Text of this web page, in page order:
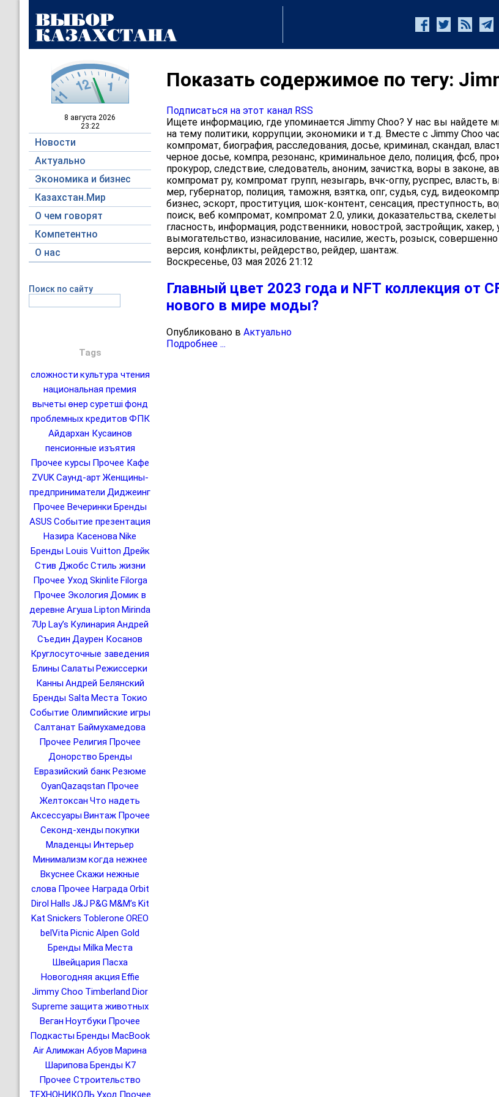
8 августа 2026
23:22
Новости
Актуально
Экономика и бизнес
Казахстан.Мир
О чем говорят
Компетентно
О нас
Поиск по сайту
Tags
сложности культура чтения
национальная премия
вычеты өнер суретшіфонд
проблемных кредитов ФПК
Айдархан Кусаинов
пенсионные изъятия
Прочее курсы Прочее Кафе
ZVUKСаунд-арт Женщины-
предприниматели Диджеинг
Прочее Вечеринки Бренды
ASUS Событие презентация
Назира Касенова Nike
Бренды Louis Vuitton Дрейк
Стив Джобс Стиль жизни
Прочее Уход Skinlite Filorga
Прочее Экология Домик в
деревне Агуша Lipton Mirinda
7Up Lay’s Кулинария Андрей
Съедин Даурен Косанов
Круглосуточные заведения
Блины Салаты Режиссерки
Канны Андрей Белянский
Бренды Salta Места Токио
Событие Олимпийские игры
Салтанат Баймухамедова
Прочее Религия Прочее
Донорство Бренды
Евразийский банк Резюме
OyanQazaqstan Прочее
Желтоксан Что надеть
Аксессуары Винтаж Прочее
Секонд-хенды покупки
Младенцы Интерьер
Минимализм когда нежнее
Вкуснее Скажи нежные
слова Прочее НаградаOrbit
Dirol Halls J&J P&G M&M’s Kit
Kat Snickers Toblerone OREO
belVita Picnic Alpen Gold
Бренды Milka Места
Швейцария Пасха
Новогодняя акция Effie
Jimmy Choo Timberland Dior
Supreme защита животных
Веган Ноутбуки Прочее
Подкасты Бренды MacBook
AirАлимжан Абуов Марина
Шарипова Бренды K7
Прочее Строительство
Показать содержимое по тегу:
Подписаться на этот канал RSS
Ищете информацию, где упоминается Jimmy Choo? У нас вы найдете
на тему политики, коррупции, экономики и т.д. Вместе с Jimmy Choo
компромат, биография, расследования, досье, криминал, скандал,
черное досье, компра, резонанс, криминальное дело, полиция, фсб,
прокурор, следствие, следователь, аноним, зачистка, воры в законе,
компромат ру, компромат групп, незыгарь, вчк-огпу, руспрес, власть,
мер, губернатор, полиция, таможня, взятка, опг, судья, суд,
бизнес, эскорт, проституция, шок-контент, сенсация, преступность,
поиск, веб компромат, компромат 2.0, улики, доказательства,
гласность, информация, родственники, новострой, застройщик, хакер,
вымогательство, изнасилование, насилие, жесть, розыск, совершенно
версия, конфликты, рейдерство, рейдер, шантаж.
Воскресенье, 03 мая 2026 21:12
Главный цвет 2023 года и NFT коллекция от
нового в мире моды?
Опубликовано в Актуально
Подробнее ...